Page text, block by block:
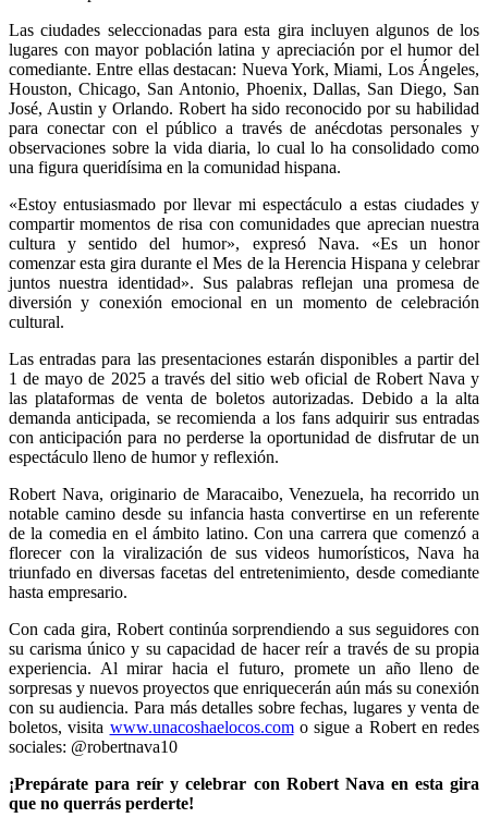
Las ciudades seleccionadas para esta gira incluyen algunos de los
lugares con mayor población latina y apreciación por el humor del
comediante. Entre ellas destacan: Nueva York, Miami, Los Ángeles,
Houston, Chicago, San Antonio, Phoenix, Dallas, San Diego, San
José, Austin y Orlando. Robert ha sido reconocido por su habilidad
para conectar con el público a través de anécdotas personales y
observaciones sobre la vida diaria, lo cual lo ha consolidado como
una figura queridísima en la comunidad hispana.
«Estoy entusiasmado por llevar mi espectáculo a estas ciudades y
compartir momentos de risa con comunidades que aprecian nuestra
cultura y sentido del humor», expresó Nava. «Es un honor
comenzar esta gira durante el Mes de la Herencia Hispana y celebrar
juntos nuestra identidad». Sus palabras reflejan una promesa de
diversión y conexión emocional en un momento de celebración
cultural.
Las entradas para las presentaciones estarán disponibles a partir del
1 de mayo de 2025 a través del sitio web oficial de Robert Nava y
las plataformas de venta de boletos autorizadas. Debido a la alta
demanda anticipada, se recomienda a los fans adquirir sus entradas
con anticipación para no perderse la oportunidad de disfrutar de un
espectáculo lleno de humor y reflexión.
Robert Nava, originario de Maracaibo, Venezuela, ha recorrido un
notable camino desde su infancia hasta convertirse en un referente
de la comedia en el ámbito latino. Con una carrera que comenzó a
florecer con la viralización de sus videos humorísticos, Nava ha
triunfado en diversas facetas del entretenimiento, desde comediante
hasta empresario.
Con cada gira, Robert continúa sorprendiendo a sus seguidores con
su carisma único y su capacidad de hacer reír a través de su propia
experiencia. Al mirar hacia el futuro, promete un año lleno de
sorpresas y nuevos proyectos que enriquecerán aún más su conexión
con su audiencia. Para más detalles sobre fechas, lugares y venta de
boletos, visita www.unacoshaelocos.como sigue a Robert en redes
sociales: @robertnava10
¡Prepárate para reír y celebrar con Robert Nava en esta gira
que no querrás perderte!